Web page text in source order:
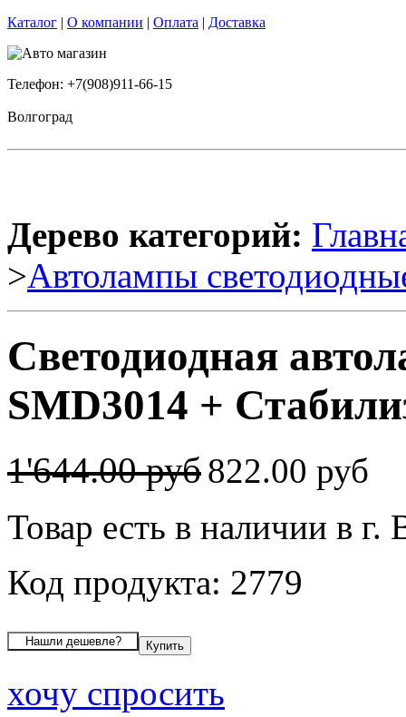
Каталог | О компании | Оплата | Доставка
Телефон: +7(908)911-66-15
Волгоград
Дерево категорий:
>Автолампы
Светодиодная
SMD3014 +
1'644.00 руб822.00 руб
Товар есть в наличии в г.
Код продукта: 2779
хочу спросить